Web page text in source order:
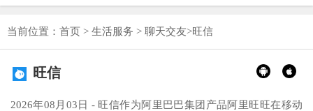
当前位置： 首页 > 生活服务 > 聊天交友>旺信
旺信
2026年08月03日 - 旺信作为阿里巴巴集团产品阿里旺旺在移动